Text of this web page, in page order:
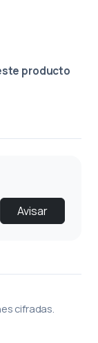
producto
Avisar
cifradas.